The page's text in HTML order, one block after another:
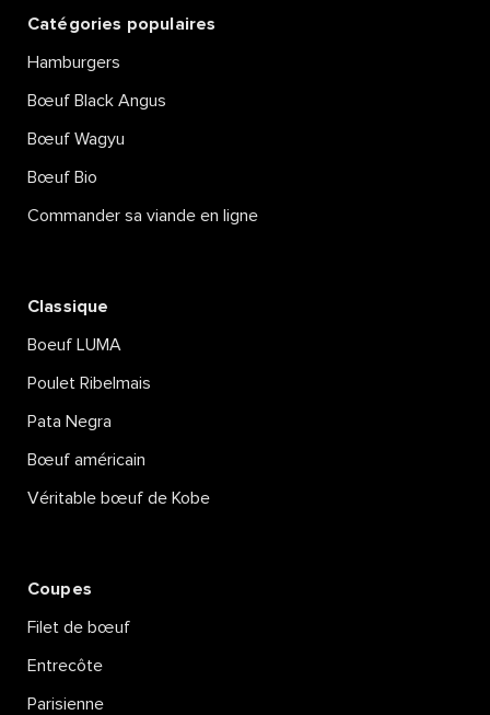
Catégories populaires
Hamburgers
Bœuf Black Angus
Bœuf Wagyu
Bœuf Bio
Commander sa viande en ligne
Classique
Boeuf LUMA
Poulet Ribelmais
Pata Negra
Bœuf américain
Véritable bœuf de Kobe
Coupes
Filet de bœuf
Entrecôte
Parisienne